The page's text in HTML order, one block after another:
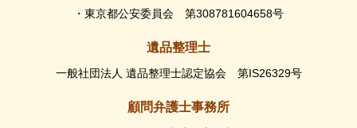
・東京都公安委員会 第308781604658号
遺品整理士
一般社団法人 遺品整理士認定協会 第IS26329号
顧問弁護士事務所